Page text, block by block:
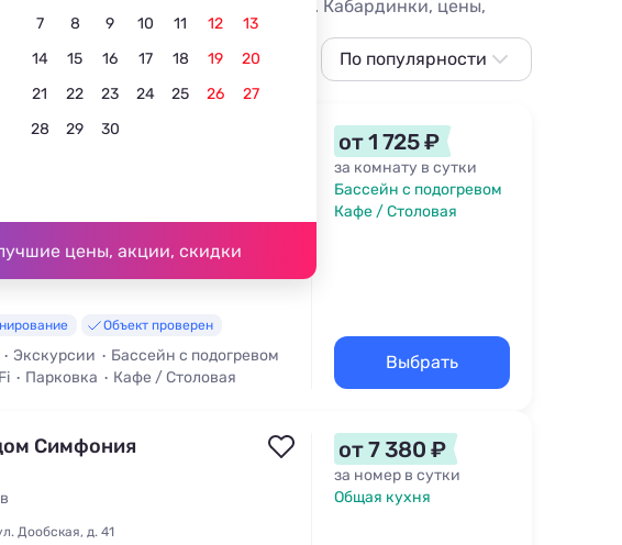
7
8 9 10 11 12
13
14
15 16 17 18 19
20
21
22 23 24 25 26
27
28
29 30
цены, акции, скидки
ценам 2026 от 1725 руб. в сутки. Кабардинки, цены,
По популярности
Сначала дешевле
Сначала дороже
Ближе к морю
• До центра - 654 м
Объект проверен
Экскурсии
Бассейн с подогревом
Парковка Кафе / Столовая
от 1 725 ₽
за комнату в сутки
Бассейн с подогревом
Кафе / Столовая
Выбрать
Симфония
Дообская, д. 41
от 7 380 ₽
за номер в сутки
Общая кухня